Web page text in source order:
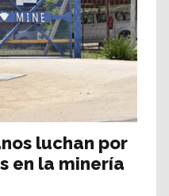
luchan por
en la minería